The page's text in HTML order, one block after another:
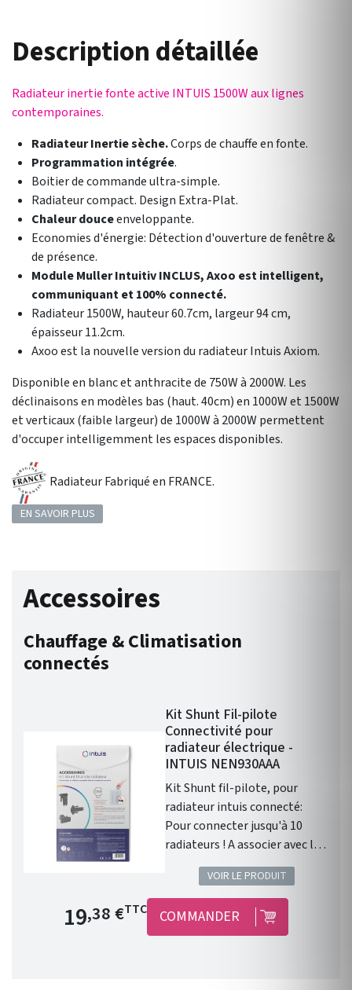
Description détaillée
Radiateur inertie fonte active INTUIS 1500W aux lignes
contemporaines.
Radiateur Inertie sèche.Corps de chauffe en fonte.
Programmation intégrée.
Boitier de commande ultra-simple.
Radiateur compact. Design Extra-Plat.
Chaleur douceenveloppante.
Economies d'énergie: Détection d'ouverture de fenêtre &
de présence.
Module Muller Intuitiv INCLUS, Axoo est intelligent,
communiquant et 100% connecté.
Radiateur 1500W, hauteur 60.7cm, largeur 94 cm,
épaisseur 11.2cm.
Axoo est la nouvelle version du radiateur Intuis Axiom.
Disponible en blanc et anthracite de 750W à 2000W. Les
déclinaisons en modèles bas (haut. 40cm) en 1000W et 1500W
et verticaux (faible largeur) de 1000W à 2000W permettent
d'occuper intelligemment les espaces disponibles.
Radiateur Fabriqué en FRANCE.
EN SAVOIR PLUS
Accessoires
Chauffage & Climatisation
connectés
Kit Shunt Fil-pilote
Connectivité pour
radiateur électrique -
INTUIS NEN930AAA
Kit Shunt fil-pilote, pour
radiateur intuis connecté:
Pour connecter jusqu'à 10
radiateurs ! A associer avec le
module Intuis pour une
installation fil pilote. Kit
Shunt à insérer dans le
radiateur équipé du module de
connexion pour connecter
VOIR LE PRODUIT
Prix de base
19,38 €TTC COMMANDER